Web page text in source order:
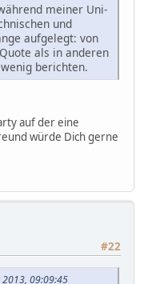
meiner Uni-
und
aufgelegt: von
als in anderen
berichten.
auf der eine
würde Dich gerne
#22
09:09:45